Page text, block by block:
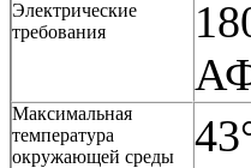
Электрические
требования
Максимальная
температура
окружающей среды